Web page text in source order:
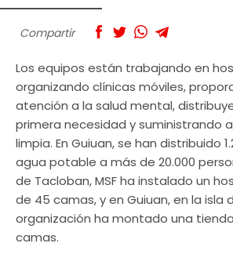
Compartir
Los equipos están trabajando en
organizando clínicas móviles,
atención a la salud mental,
primera necesidad y suministrando
limpia. En Guiuan, se han distribuido
agua potable a más de 20.000
de Tacloban, MSF ha instalado un
de 45 camas, y en Guiuan, en la isla
organización ha montado una
camas.